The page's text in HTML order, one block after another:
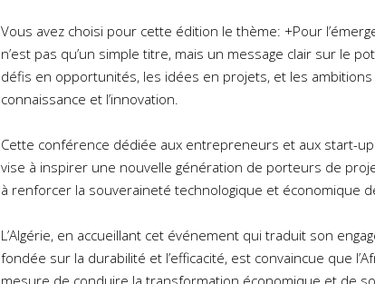
Vous avez choisi pour cette édition le thème: +Pour
n’est pas qu’un simple titre, mais un message clair sur le
défis en opportunités, les idées en projets, et les
connaissance et l’innovation.
Cette conférence dédiée aux entrepreneurs et aux start-up
vise à inspirer une nouvelle génération de porteurs de
à renforcer la souveraineté technologique et économique
L’Algérie, en accueillant cet événement qui traduit son
fondée sur la durabilité et l’efficacité, est convaincue que
mesure de conduire la transformation économique et de